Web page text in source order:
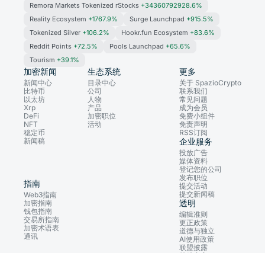
Remora Markets Tokenized rStocks +34360792928.6%
Reality Ecosystem +1767.9% Surge Launchpad +915.5%
Tokenized Silver +106.2% Hookr.fun Ecosystem +83.6%
Reddit Points +72.5% Pools Launchpad +65.6%
Tourism +39.1%
加密新闻
新闻中心
比特币
以太坊
Xrp
DeFi
NFT
稳定币
新闻稿
生态系统
目录中心
公司
人物
产品
加密职位
活动
指南
Web3指南
加密指南
钱包指南
交易所指南
加密术语表
通讯
更多
关于 SpazioCrypto
联系我们
常见问题
成为会员
免费小组件
免责声明
RSS订阅
企业服务
投放广告
媒体资料
登记您的公司
发布职位
提交活动
提交新闻稿
透明
编辑准则
更正政策
道德与独立
AI使用政策
联盟披露